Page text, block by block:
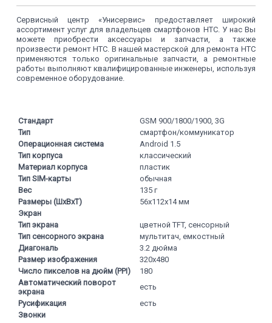
Сервисный центр «Унисервис» предоставляет широкий
ассортимент услуг для владельцев смартфонов HTC. У нас Вы
можете приобрести аксессуары и запчасти, а также
произвести ремонт HTC. В нашей мастерской для ремонта HTC
применяются только оригинальные запчасти, а ремонтные
работы выполняют квалифицированные инженеры, используя
современное оборудование.
Стандарт
GSM 900/1800/1900, 3G
Тип
смартфон/коммуникатор
Операционная система
Android 1.5
Тип корпуса
классический
Материал корпуса
пластик
Тип SIM-карты
обычная
Вес
135 г
Размеры (ШxВxТ)
56x112x14 мм
Экран
Тип экрана
цветной TFT, сенсорный
Тип сенсорного экрана
мультитач, емкостный
Диагональ
3.2 дюйма
Размер изображения
320x480
Число пикселов на дюйм (PPI)
180
Автоматический поворот
экрана
есть
Русификация
есть
Звонки